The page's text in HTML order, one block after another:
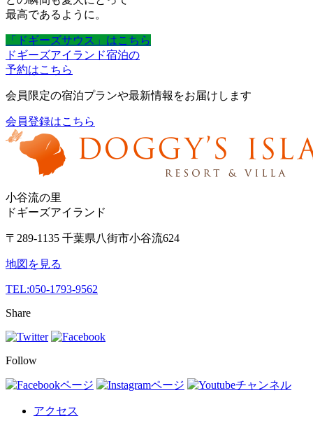
最高であるように。
「ドギーズサウス」はこちら
ドギーズアイランド宿泊の
予約はこちら
会員限定の宿泊プランや最新情報をお届けします
会員登録はこちら
小谷流の里
ドギーズアイランド
〒289-1135 千葉県八街市小谷流624
地図を見る
TEL:050-1793-9562
Share
Follow
アクセス